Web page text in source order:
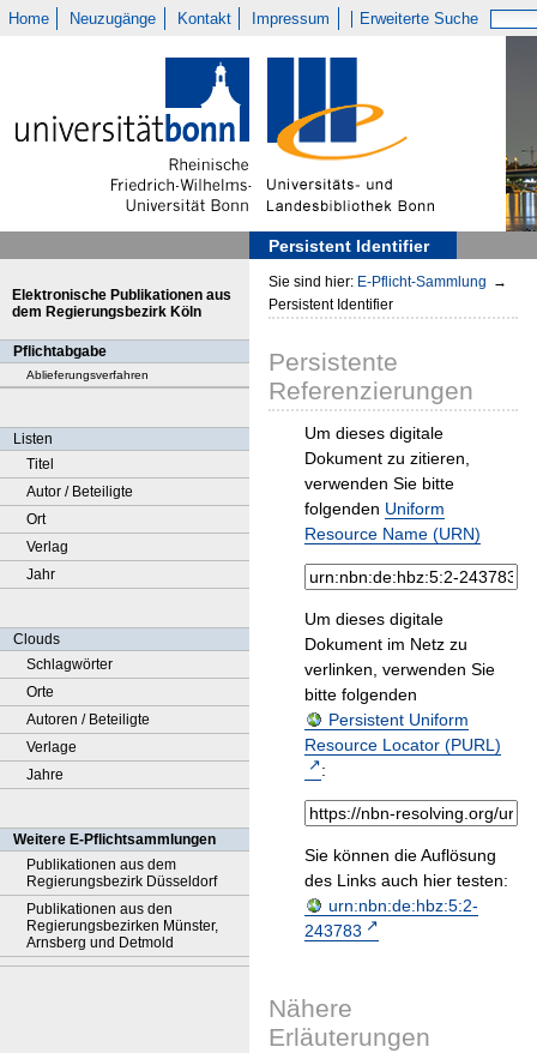
Home Neuzugänge Kontakt Impressum Erweiterte Suche
Persistent Identifier
Elektronische Publikationen aus
dem Regierungsbezirk Köln
Pflichtabgabe
Ablieferungsverfahren
Listen
Titel
Autor / Beteiligte
Ort
Verlag
Jahr
Clouds
Schlagwörter
Orte
Autoren / Beteiligte
Verlage
Jahre
Weitere E-Pflichtsammlungen
Publikationen aus dem
Regierungsbezirk Düsseldorf
Publikationen aus den
Regierungsbezirken Münster,
Arnsberg und Detmold
Sie sind hier: E-Pflicht-Sammlung →
Persistent Identifier
Persistente
Referenzierungen
Um dieses digitale
Dokument zu zitieren,
verwenden Sie bitte
folgenden Uniform
Resource Name (URN)
Um dieses digitale
Dokument im Netz zu
verlinken, verwenden Sie
bitte folgenden
Persistent Uniform
Resource Locator (PURL)
:
Sie können die Auflösung
des Links auch hier testen:
urn:nbn:de:hbz:5:2-
243783
Nähere
Erläuterungen